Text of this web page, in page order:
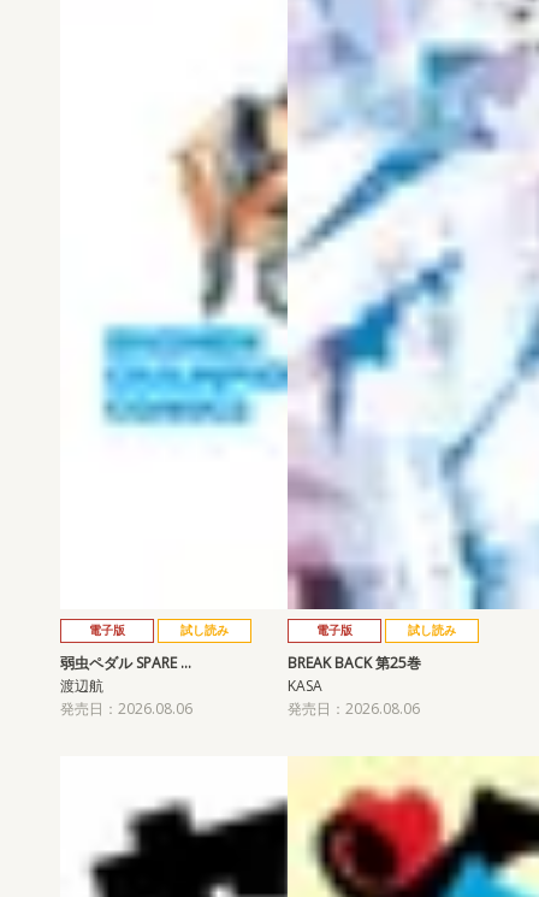
電子版 試し読み
弱虫ペダル SPARE …
渡辺航
発売日：2026.08.06
電子版 試し読み
BREAK BACK 第25巻
KASA
発売日：2026.08.06